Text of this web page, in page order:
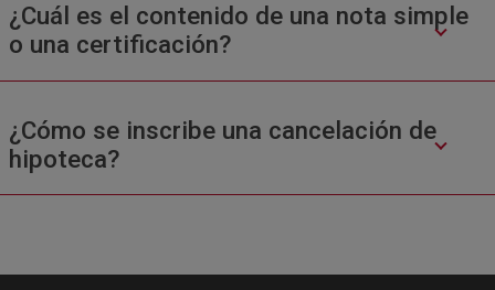
¿Cuál es el contenido de una nota simple
o una certificación?
¿Cómo se inscribe una cancelación de
hipoteca?